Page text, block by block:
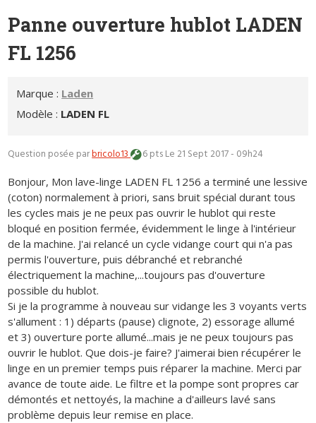
Panne ouverture hublot LADEN
FL 1256
Marque : Laden
Modèle : LADEN FL
Question posée parbricolo13 6 ptsLe 21 Sept 2017 - 09h24
Bonjour, Mon lave-linge LADEN FL 1256 a terminé une lessive
(coton) normalement à priori, sans bruit spécial durant tous
les cycles mais je ne peux pas ouvrir le hublot qui reste
bloqué en position fermée, évidemment le linge à l'intérieur
de la machine. J'ai relancé un cycle vidange court qui n'a pas
permis l'ouverture, puis débranché et rebranché
électriquement la machine,...toujours pas d'ouverture
possible du hublot.
Si je la programme à nouveau sur vidange les 3 voyants verts
s'allument : 1) départs (pause) clignote, 2) essorage allumé
et 3) ouverture porte allumé...mais je ne peux toujours pas
ouvrir le hublot. Que dois-je faire? J'aimerai bien récupérer le
linge en un premier temps puis réparer la machine. Merci par
avance de toute aide. Le filtre et la pompe sont propres car
démontés et nettoyés, la machine a d'ailleurs lavé sans
problème depuis leur remise en place.